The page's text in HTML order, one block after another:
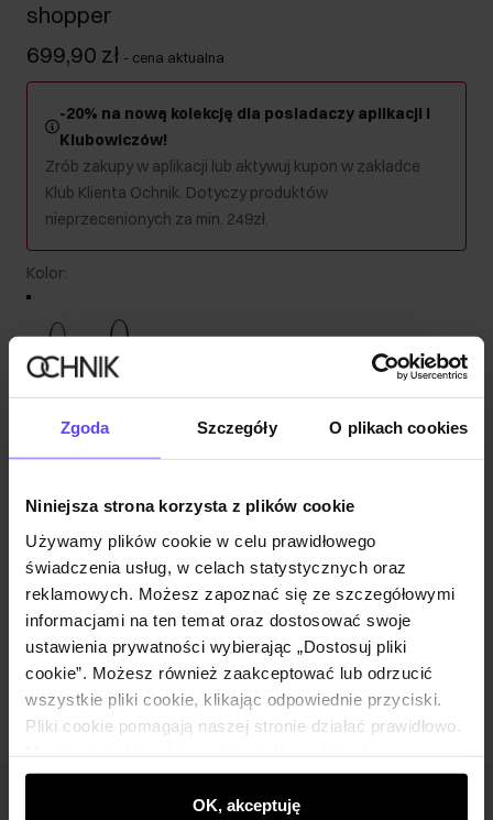
Zgoda Szczegóły O plikach cookies
Niniejsza strona korzysta z plików cookie
Używamy plików cookie w celu prawidłowego
świadczenia usług, w celach statystycznych oraz
reklamowych. Możesz zapoznać się ze szczegółowymi
informacjami na ten temat oraz dostosować swoje
ustawienia prywatności wybierając „Dostosuj pliki
cookie”. Możesz również zaakceptować lub odrzucić
wszystkie pliki cookie, klikając odpowiednie przyciski.
Pliki cookie pomagają naszej stronie działać prawidłowo.
wyświetlać im dopasowane do ich preferencji treści,
rekomendacje oraz komunikaty reklamowe informujące o
OK, akceptuję
shopper
699,90 zł - cena aktualna
-20% na nową kolekcję dla posiadaczy aplikacji i
Klubowiczów!
Zrób zakupy w aplikacji lub aktywuj kupon w zakładce
Klub Klienta Ochnik. Dotyczy produktów
nieprzecenionych za min. 249zł.
Kolor:
Wysyłka w 1 dzień roboczy
Opis produktu
Szczegóły
Skład i wymiary
Opinie